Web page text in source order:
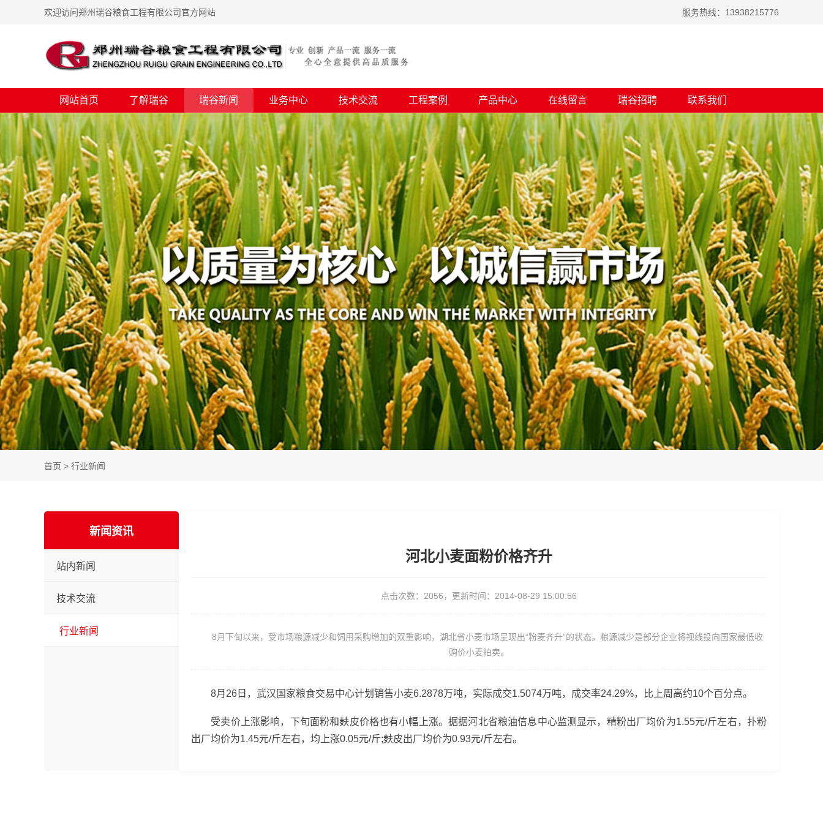
欢迎访问郑州瑞谷粮食工程有限公司官方网站 服务热线：13938215776
网站首页 了解瑞谷 瑞谷新闻 业务中心 技术交流 工程案例 产品中心 在线留言 瑞谷招聘 联系我们
首页 > 行业新闻
新闻资讯
站内新闻
技术交流
行业新闻
河北小麦面粉价格齐升
点击次数：2056，更新时间：2014-08-29 15:00:56
8月下旬以来，受市场粮源减少和饲用采购增加的双重影响，湖北省小麦市场呈现出“粉麦齐升”的状态。粮源减少是部分企业将视线投向国家最低收
购价小麦拍卖。
8月26日，武汉国家粮食交易中心计划销售小麦6.2878万吨，实际成交1.5074万吨，成交率24.29%，比上周高约10个百分点。
受卖价上涨影响，下旬面粉和麸皮价格也有小幅上涨。据据河北省粮油信息中心监测显示，精粉出厂均价为1.55元/斤左右，扑粉
出厂均价为1.45元/斤左右，均上涨0.05元/斤;麸皮出厂均价为0.93元/斤左右。